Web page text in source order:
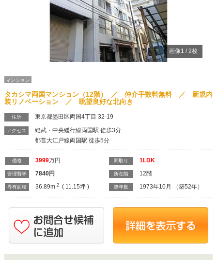
画像1 / 2枚
マンション
タカシマ両国マンション（12階） ／ 仲介手数料無料 ／ 新規内
装リノベーション ／ 眺望良好な北向き
住所 東京都墨田区両国4丁目 32-19
アクセス
総武・中央緩行線両国駅 徒歩3分
都営大江戸線両国駅 徒歩5分
価格 3999万円
管理費等 7840円
専有面積 36.89m2 ( 11.15坪 )
間取り 1LDK
所在階 12階
築年数 1973年10月 （築52年）